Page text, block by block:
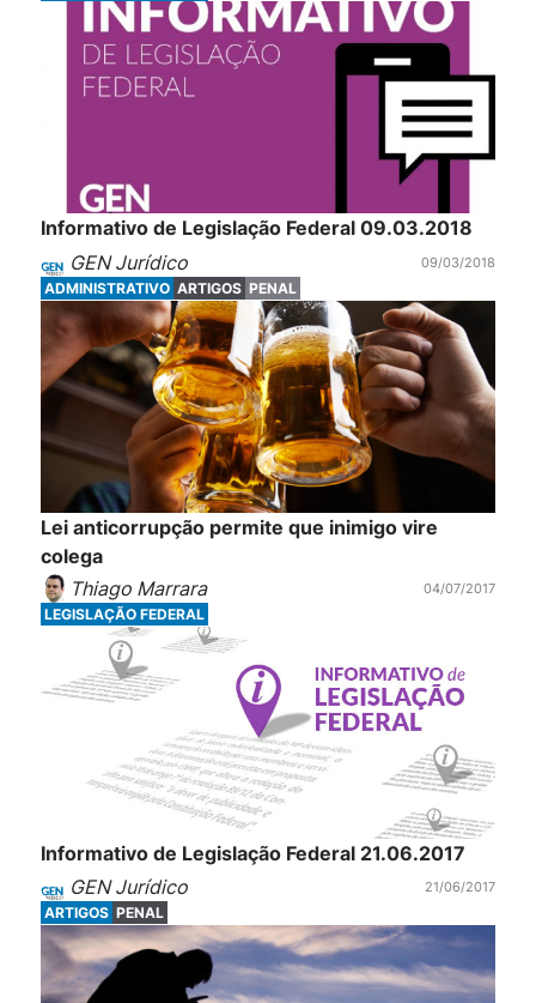
Informativo de Legislação Federal 09.03.2018
GEN Jurídico
09/03/2018
ADMINISTRATIVO ARTIGOS PENAL
Lei anticorrupção permite que inimigo vire
colega
Thiago Marrara
04/07/2017
LEGISLAÇÃO FEDERAL
Informativo de Legislação Federal 21.06.2017
GEN Jurídico
21/06/2017
ARTIGOS PENAL